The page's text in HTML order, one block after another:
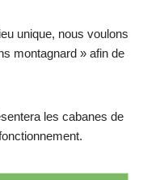
unique, nous voulons
montagnard » afin de
les cabanes de